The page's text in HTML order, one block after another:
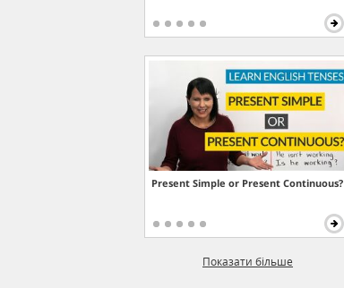
Present Simple or Present Continuous?
Показати більше